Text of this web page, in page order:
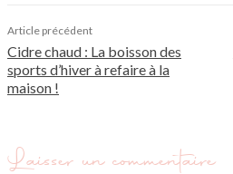
Article précédent
Cidre chaud : La boisson des
sports d’hiver à refaire à la
maison !
Laisser un commentaire